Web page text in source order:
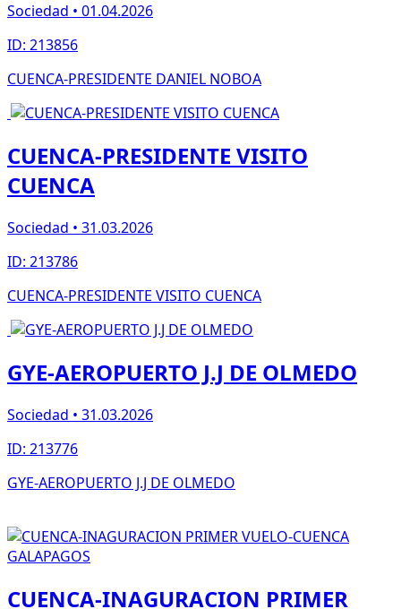
Sociedad • 01.04.2026
ID: 213856
CUENCA-PRESIDENTE DANIEL NOBOA
CUENCA-PRESIDENTE VISITO
CUENCA
Sociedad • 31.03.2026
ID: 213786
CUENCA-PRESIDENTE VISITO CUENCA
GYE-AEROPUERTO J.J DE OLMEDO
Sociedad • 31.03.2026
ID: 213776
GYE-AEROPUERTO J.J DE OLMEDO
CUENCA-INAGURACION PRIMER